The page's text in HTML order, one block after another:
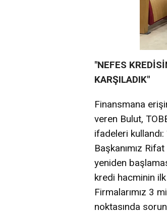
"NEFES
KARŞILADIK"
Finansmana
veren Bulut,
ifadeleri kullandı:
Başkanımız
yeniden
kredi hacminin ilk
Firmalarımız 3
noktasında